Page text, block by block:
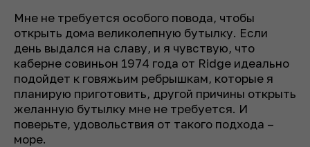
Мне не требуется особого повода, чтобы
открыть дома великолепную бутылку. Если
день выдался на славу, и я чувствую, что
каберне совиньон 1974 года от Ridge идеально
подойдет к говяжьим ребрышкам, которые я
планирую приготовить, другой причины открыть
желанную бутылку мне не требуется. И
поверьте, удовольствия от такого подхода –
море.